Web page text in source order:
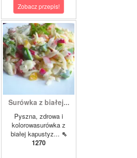
Zobacz przepis!
Surówka z białej...
Pyszna, zdrowa i
kolorowasurówka z
białej kapustyz... ⇖
1270